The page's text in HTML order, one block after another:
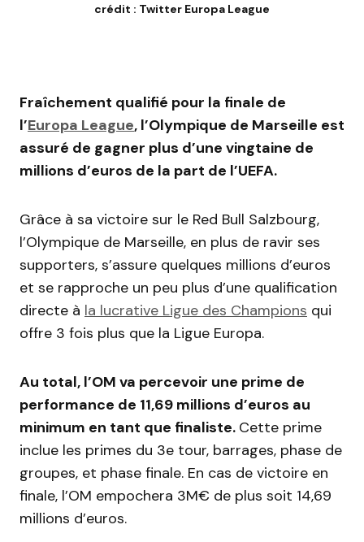
crédit : Twitter Europa League
Fraîchement qualifié pour la finale de
l’Europa League, l’Olympique de Marseille est
assuré de gagner plus d’une vingtaine de
millions d’euros de la part de l’UEFA.
Grâce à sa victoire sur le Red Bull Salzbourg,
l’Olympique de Marseille, en plus de ravir ses
supporters, s’assure quelques millions d’euros
et se rapproche un peu plus d’une qualification
directe à la lucrative Ligue des Champions qui
offre 3 fois plus que la Ligue Europa.
Au total, l’OM va percevoir une prime de
performance de 11,69 millions d’euros au
minimum en tant que finaliste. Cette prime
inclue les primes du 3e tour, barrages, phase de
groupes, et phase finale. En cas de victoire en
finale, l’OM empochera 3M€ de plus soit 14,69
millions d’euros.